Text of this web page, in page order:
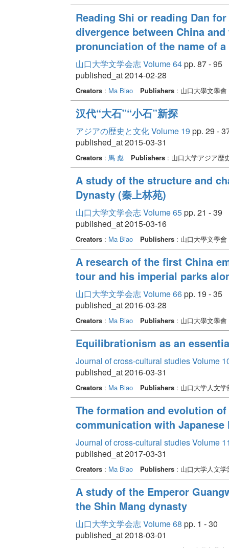
Reading Shi or reading Dan
divergence between China
pronunciation of the name of
山口大学文学会志 Volume 64pp. 87 - 95
published_at 2014-02-28
Creators: Ma Biao Publishers: 山口大學文學會
汉代“大石”“小石”新探
アジアの歴史と文化 Volume 19 pp. 29 -
published_at 2015-03-31
Creators: 馬 彪 Publishers: 山口大学アジア歴
A study of the structure and
Dynasty (秦上林苑)
山口大学文学会志 Volume 65pp. 21 - 39
published_at 2015-03-16
Creators: Ma Biao Publishers: 山口大學文學會
A research of the first China
tour and his imperial parks
山口大学文学会志 Volume 66pp. 19 - 35
published_at 2016-03-28
Creators: Ma Biao Publishers: 山口大學文學會
Equilibrationism as an
Journal of cross-cultural studies Volume
published_at 2016-03-31
Creators: Ma Biao Publishers: 山口大学人文学
The formation and evolution
communication with Japanese
Journal of cross-cultural studies Volume
published_at 2017-03-31
Creators: Ma Biao Publishers: 山口大学人文学
A study of the Emperor
the Shin Mang dynasty
山口大学文学会志 Volume 68 pp. 1 - 30
published_at 2018-03-01